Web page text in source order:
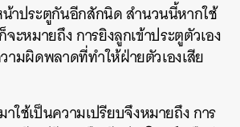
าประตูกันอีกสักนิด สำนวนนี้หากใช้
ะหมายถึง การยิงลูกเข้าประตูตัวเอง
มผิดพลาดที่ทำให้ฝ่ายตัวเองเสีย
ใช้เป็นความเปรียบจึงหมายถึง การ